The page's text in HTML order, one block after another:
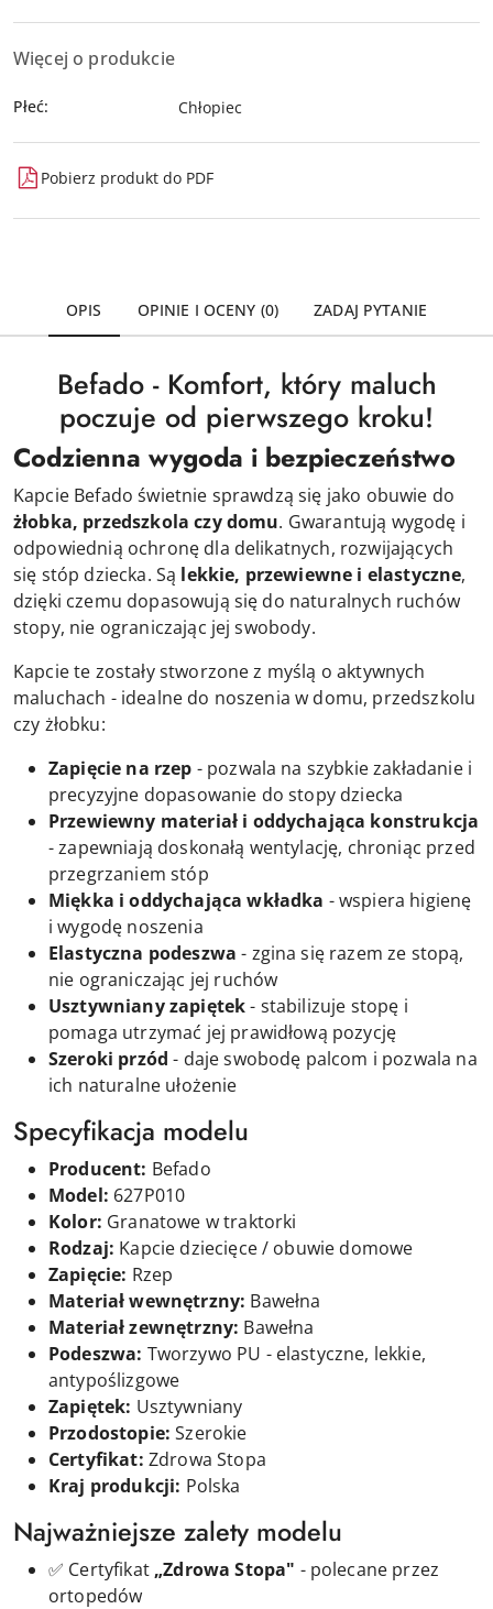
Więcej o produkcie
Płeć: Chłopiec
Pobierz produkt do PDF
OPIS OPINIE I OCENY (0) ZADAJ PYTANIE
Befado - Komfort, który maluch
poczuje od pierwszego kroku!
Codzienna wygoda i bezpieczeństwo
Kapcie Befado świetnie sprawdzą się jako obuwie do
żłobka, przedszkola czy domu. Gwarantują wygodę i
odpowiednią ochronę dla delikatnych, rozwijających
się stóp dziecka. Są lekkie, przewiewne i elastyczne,
dzięki czemu dopasowują się do naturalnych ruchów
stopy, nie ograniczając jej swobody.
Kapcie te zostały stworzone z myślą o aktywnych
maluchach - idealne do noszenia w domu, przedszkolu
czy żłobku:
Zapięcie na rzep - pozwala na szybkie zakładanie i
precyzyjne dopasowanie do stopy dziecka
Przewiewny materiał i oddychająca konstrukcja
- zapewniają doskonałą wentylację, chroniąc przed
przegrzaniem stóp
Miękka i oddychająca wkładka - wspiera higienę
i wygodę noszenia
Elastyczna podeszwa - zgina się razem ze stopą,
nie ograniczając jej ruchów
Usztywniany zapiętek- stabilizuje stopę i
pomaga utrzymać jej prawidłową pozycję
Szeroki przód - daje swobodę palcom i pozwala na
ich naturalne ułożenie
Specyfikacja modelu
Producent: Befado
Model: 627P010
Kolor: Granatowe w traktorki
Rodzaj: Kapcie dziecięce / obuwie domowe
Zapięcie: Rzep
Materiał wewnętrzny: Bawełna
Materiał zewnętrzny: Bawełna
Podeszwa: Tworzywo PU - elastyczne, lekkie,
antypoślizgowe
Zapiętek: Usztywniany
Przodostopie: Szerokie
Certyfikat: Zdrowa Stopa
Kraj produkcji: Polska
Najważniejsze zalety modelu
✅ Certyfikat „Zdrowa Stopa" - polecane przez
ortopedów